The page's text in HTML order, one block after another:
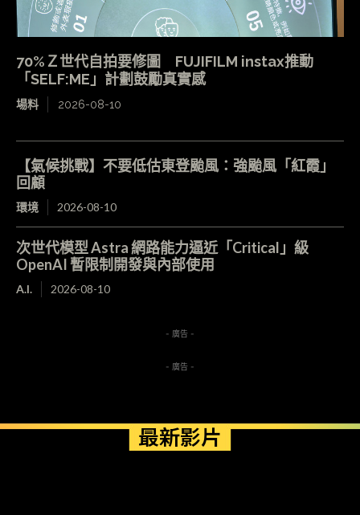
70%Ｚ世代自拍要修圖 FUJIFILM instax推動
「SELF:ME」計劃鼓勵真實感
場料 2026-08-10
【氣候挑戰】不要低估東登颱風：強颱風「紅霞」
回顧
環境 2026-08-10
次世代模型 Astra 網路能力逼近「Critical」級
OpenAI 暫限制開發與內部使用
A.I. 2026-08-10
- 廣告 -
- 廣告 -
最新影片